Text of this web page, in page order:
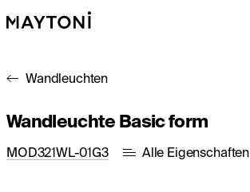
Wandleuchten
Wandleuchte Basic form
MOD321WL-01G3 Alle Eigenschaften